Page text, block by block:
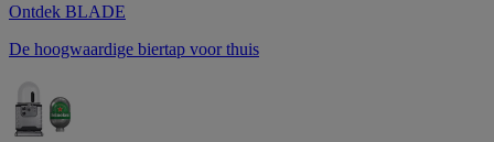
Ontdek BLADE
De hoogwaardige biertap voor thuis